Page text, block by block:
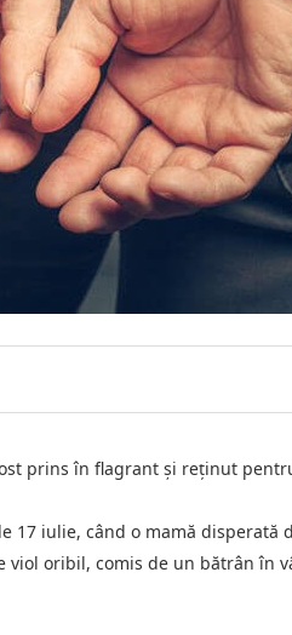
prins în flagrant și reținut
iulie, când o mamă disperată
oribil, comis de un bătrân în